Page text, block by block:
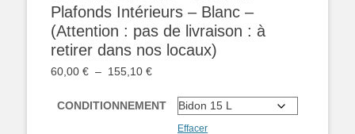
Plafonds Intérieurs – Blanc –
(Attention : pas de livraison : à
retirer dans nos locaux)
60,00 € – 155,10 €Plage
prix :
CONDITIONNEMENT
Effacer